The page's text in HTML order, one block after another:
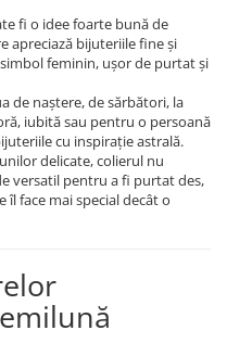
fi o idee foarte bună de
apreciază bijuteriile fine și
feminin, ușor de purtat și
de naștere, de sărbători, la
iubită sau pentru o persoană
cu inspirație astrală.
delicate, colierul nu
versatil pentru a fi purtat des,
îl face mai special decât o